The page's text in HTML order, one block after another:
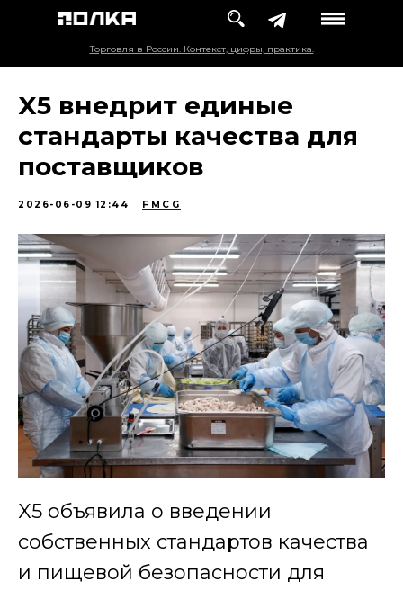
Торговля в России. Контекст, цифры, практика.
X5 внедрит единые
стандарты качества для
поставщиков
2026-06-09 12:44 FMCG
X5 объявила о введении
собственных стандартов качества
и пищевой безопасности для